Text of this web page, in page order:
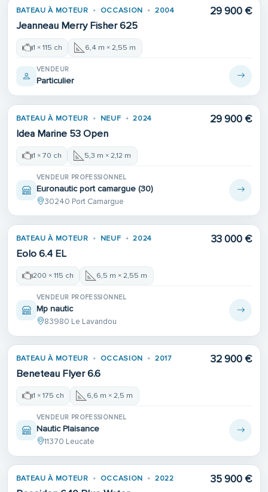
BATEAU À MOTEUR OCCASION 2004
Jeanneau Merry Fisher 625
29 900 €
1 × 115 ch 6,4 m × 2,55 m
VENDEUR
Particulier
BATEAU À MOTEUR NEUF 2024
Idea Marine 53 Open
29 900 €
1 × 70 ch 5,3 m × 2,12 m
VENDEUR PROFESSIONNEL
Euronautic port camargue (30)
30240 Port Camargue
BATEAU À MOTEUR NEUF 2024
Eolo 6.4 EL
33 000 €
200 × 115 ch 6,5 m × 2,55 m
VENDEUR PROFESSIONNEL
Mp nautic
83980 Le Lavandou
BATEAU À MOTEUR OCCASION 2017
Beneteau Flyer 6.6
32 900 €
1 × 175 ch 6,6 m × 2,5 m
VENDEUR PROFESSIONNEL
Nautic Plaisance
11370 Leucate
BATEAU À MOTEUR OCCASION 2022 35 900 €